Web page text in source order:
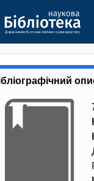
Державного бі отехно логічно го універси тету